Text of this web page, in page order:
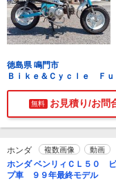
徳島県 鳴門市
Ｂｉｋｅ＆Ｃｙｃｌｅ Ｆｕ
無料 お見積り/お問
ホンダ 複数画像 動画
ホンダ ベンリィＣＬ５０
プ車 ９９年最終モデル